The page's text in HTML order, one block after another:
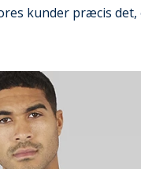
kunder præcis